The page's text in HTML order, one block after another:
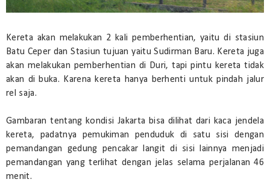
Kereta akan melakukan 2 kali pemberhentian, yaitu di stasiun
Batu Ceper dan Stasiun tujuan yaitu Sudirman Baru. Kereta juga
akan melakukan pemberhentian di Duri, tapi pintu kereta tidak
akan di buka. Karena kereta hanya berhenti untuk pindah jalur
rel saja.
Gambaran tentang kondisi Jakarta bisa dilihat dari kaca jendela
kereta, padatnya pemukiman penduduk di satu sisi dengan
pemandangan gedung pencakar langit di sisi lainnya menjadi
pemandangan yang terlihat dengan jelas selama perjalanan 46
menit.